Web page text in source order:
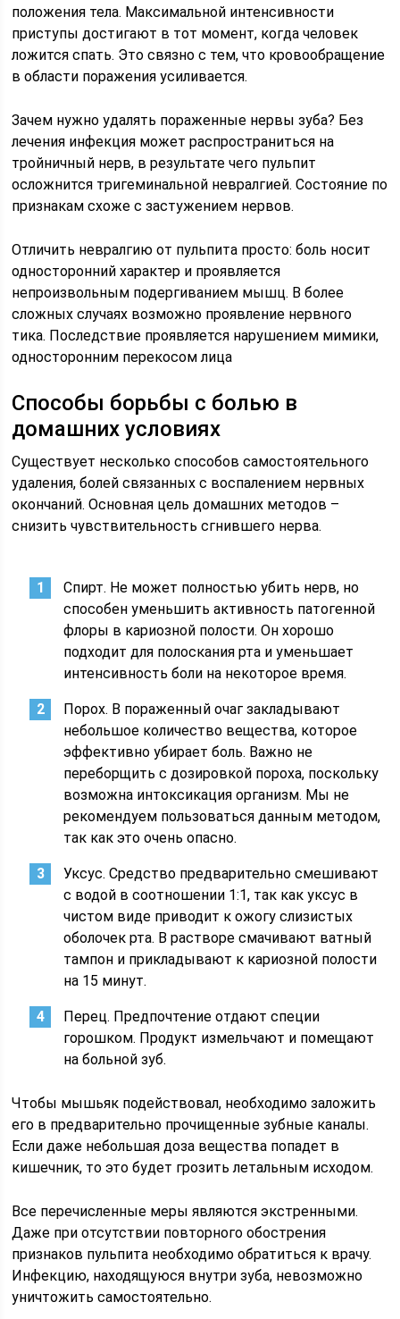
положения тела. Максимальной интенсивности
приступы достигают в тот момент, когда человек
ложится спать. Это связно с тем, что кровообращение
в области поражения усиливается.
Зачем нужно удалять пораженные нервы зуба? Без
лечения инфекция может распространиться на
тройничный нерв, в результате чего пульпит
осложнится тригеминальной невралгией. Состояние по
признакам схоже с застужением нервов.
Отличить невралгию от пульпита просто: боль носит
односторонний характер и проявляется
непроизвольным подергиванием мышц. В более
сложных случаях возможно проявление нервного
тика. Последствие проявляется нарушением мимики,
односторонним перекосом лица
Способы борьбы с болью в
домашних условиях
Существует несколько способов самостоятельного
удаления, болей связанных с воспалением нервных
окончаний. Основная цель домашних методов –
снизить чувствительность сгнившего нерва.
Спирт. Не может полностью убить нерв, но
способен уменьшить активность патогенной
флоры в кариозной полости. Он хорошо
подходит для полоскания рта и уменьшает
интенсивность боли на некоторое время.
Порох. В пораженный очаг закладывают
небольшое количество вещества, которое
эффективно убирает боль. Важно не
переборщить с дозировкой пороха, поскольку
возможна интоксикация организм. Мы не
рекомендуем пользоваться данным методом,
так как это очень опасно.
Уксус. Средство предварительно смешивают
с водой в соотношении 1:1, так как уксус в
чистом виде приводит к ожогу слизистых
оболочек рта. В растворе смачивают ватный
тампон и прикладывают к кариозной полости
на 15 минут.
Перец. Предпочтение отдают специи
горошком. Продукт измельчают и помещают
на больной зуб.
Чтобы мышьяк подействовал, необходимо заложить
его в предварительно прочищенные зубные каналы.
Если даже небольшая доза вещества попадет в
кишечник, то это будет грозить летальным исходом.
Все перечисленные меры являются экстренными.
Даже при отсутствии повторного обострения
признаков пульпита необходимо обратиться к врачу.
Инфекцию, находящуюся внутри зуба, невозможно
уничтожить самостоятельно.